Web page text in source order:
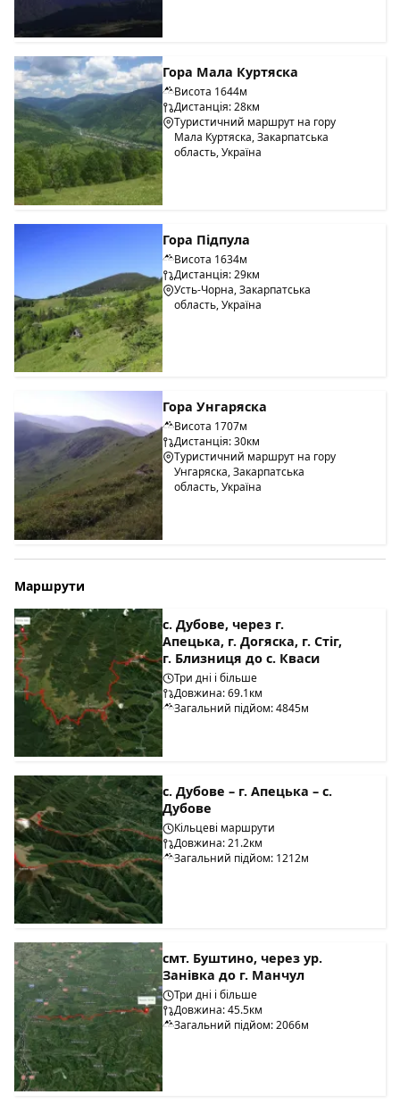
Гора Мала Куртяска
Висота 1644м
Дистанція: 28км
Туристичний маршрут на гору
Мала Куртяска, Закарпатська
область, Україна
Гора Підпула
Висота 1634м
Дистанція: 29км
Усть-Чорна, Закарпатська
область, Україна
Гора Унгаряска
Висота 1707м
Дистанція: 30км
Туристичний маршрут на гору
Унгаряска, Закарпатська
область, Україна
Маршрути
с. Дубове, через г.
Апецька, г. Догяска, г. Стіг,
г. Близниця до с. Кваси
Три дні і більше
Довжина: 69.1км
Загальний підйом: 4845м
с. Дубове – г. Апецька – с.
Дубове
Кільцеві маршрути
Довжина: 21.2км
Загальний підйом: 1212м
смт. Буштино, через ур.
Занівка до г. Манчул
Три дні і більше
Довжина: 45.5км
Загальний підйом: 2066м